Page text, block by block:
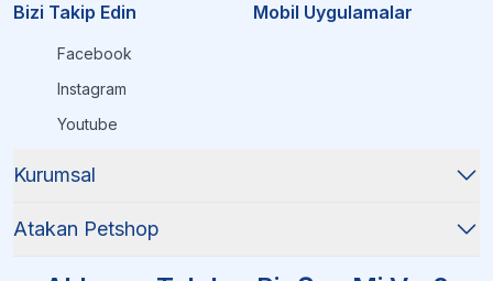
Bizi Takip Edin
Facebook
Instagram
Youtube
Mobil Uygulamalar
Kurumsal
Atakan Petshop